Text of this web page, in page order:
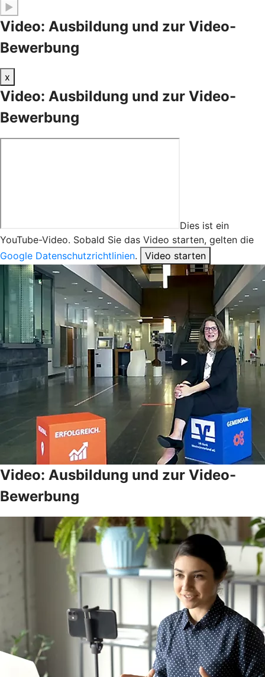
▶
Video: Ausbildung und zur Video-
Bewerbung
x
Video: Ausbildung und zur Video-
Bewerbung
Dies ist ein
YouTube-Video. Sobald Sie das Video starten, gelten die
Google Datenschutzrichtlinien. Video starten
Video: Ausbildung und zur Video-
Bewerbung